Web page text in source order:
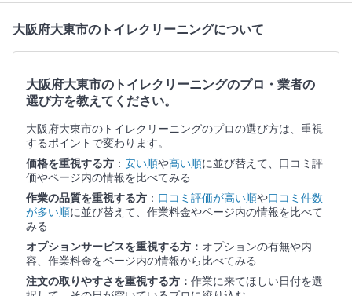
大阪府大東市のトイレクリーニングについて
大阪府大東市のトイレクリーニングのプロ・業者の
選び方を教えてください。
大阪府大東市のトイレクリーニングのプロの選び方は、重視
するポイントで変わります。
価格を重視する方 ： 安い順や高い順に並び替えて、口コミ評
価やページ内の情報を比べてみる
作業の品質を重視する方 ： 口コミ評価が高い順や口コミ件数
が多い順に並び替えて、作業料金やページ内の情報を比べて
みる
オプションサービスを重視する方： オプションの有無や内
容、作業料金をページ内の情報から比べてみる
注文の取りやすさを重視する方： 作業に来てほしい日付を選